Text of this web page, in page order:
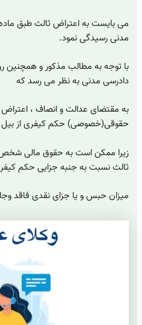
مدنی رسیدگی نمود.
دادرسی مدنی به نظر می رسد که
به مقتضای عدالت و انصاف ،
حقوقی(خصوصی) حکم کیفری از بیل
زیرا ممکن است به حقوق مالی شخص
ثالث نسبت به جنبه جزایی حکم
میزان حبس و یا جزای نقدی فاقد